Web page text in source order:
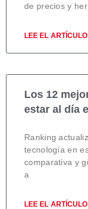
de precios y
LEE EL ARTÍCULO
Los 12
estar al día
Ranking
tecnología en
comparativa y
a
LEE EL ARTÍCULO